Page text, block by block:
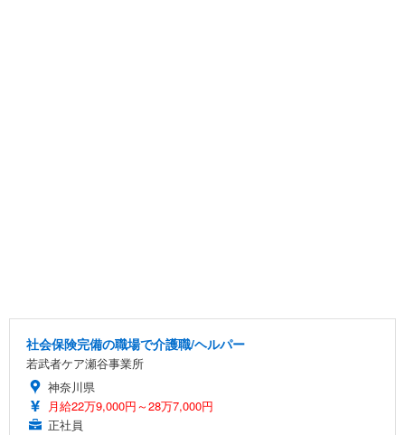
社会保険完備の職場で介護職/ヘルパー
若武者ケア瀬谷事業所
神奈川県
月給22万9,000円～28万7,000円
正社員